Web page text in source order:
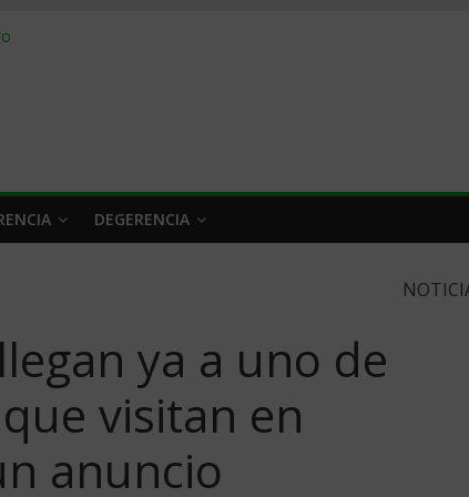
2026
venderle
DEGERENCIA
ya a uno de
visitan en
anuncio